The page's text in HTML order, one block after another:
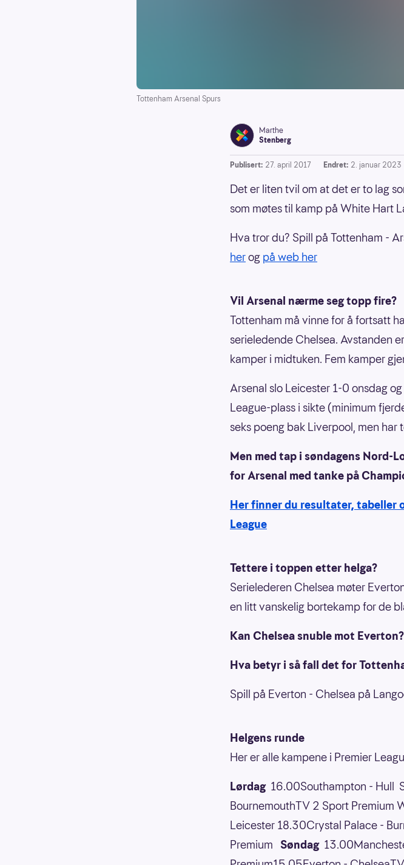
Tottenham Arsenal Spurs
Marthe
Stenberg
Publisert: 27. april 2017 Endret: 2. januar 2023
Det er liten tvil om at det er to lag
som møtes til kamp på White Hart
Hva tror du? Spill på Tottenham -
herog på web her
Vil Arsenal nærme seg topp fire?
Tottenham må vinne for å fortsatt
serieledende Chelsea. Avstanden
kamper i midtuken. Fem kamper
Arsenal slo Leicester 1-0 onsdag
League-plass i sikte (minimum
seks poeng bak Liverpool, men har
Men med tap i søndagens Nord-
for Arsenal med tanke på
Her finner du resultater, tabeller
League
Tettere i toppen etter helga?
Serielederen Chelsea møter
en litt vanskelig bortekamp for de
Kan Chelsea snuble mot Everton?
Hva betyr i så fall det for
Spill på Everton - Chelsea på
Helgens runde
Her er alle kampene i Premier
Lørdag16.00Southampton - Hull
BournemouthTV 2 Sport Premium
Leicester 18.30Crystal Palace -
Premium Søndag